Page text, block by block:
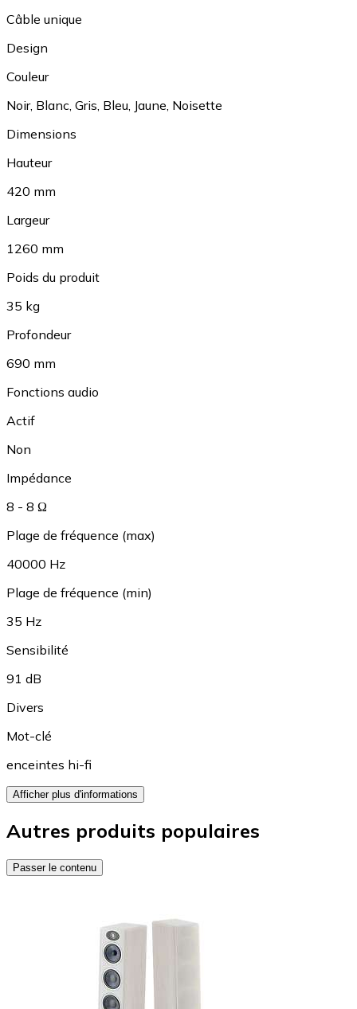
Câble unique
Design
Couleur
Noir, Blanc, Gris, Bleu, Jaune, Noisette
Dimensions
Hauteur
420 mm
Largeur
1260 mm
Poids du produit
35 kg
Profondeur
690 mm
Fonctions audio
Actif
Non
Impédance
8 - 8 Ω
Plage de fréquence (max)
40000 Hz
Plage de fréquence (min)
35 Hz
Sensibilité
91 dB
Divers
Mot-clé
enceintes hi-fi
Afficher plus d'informations
Autres produits populaires
Passer le contenu